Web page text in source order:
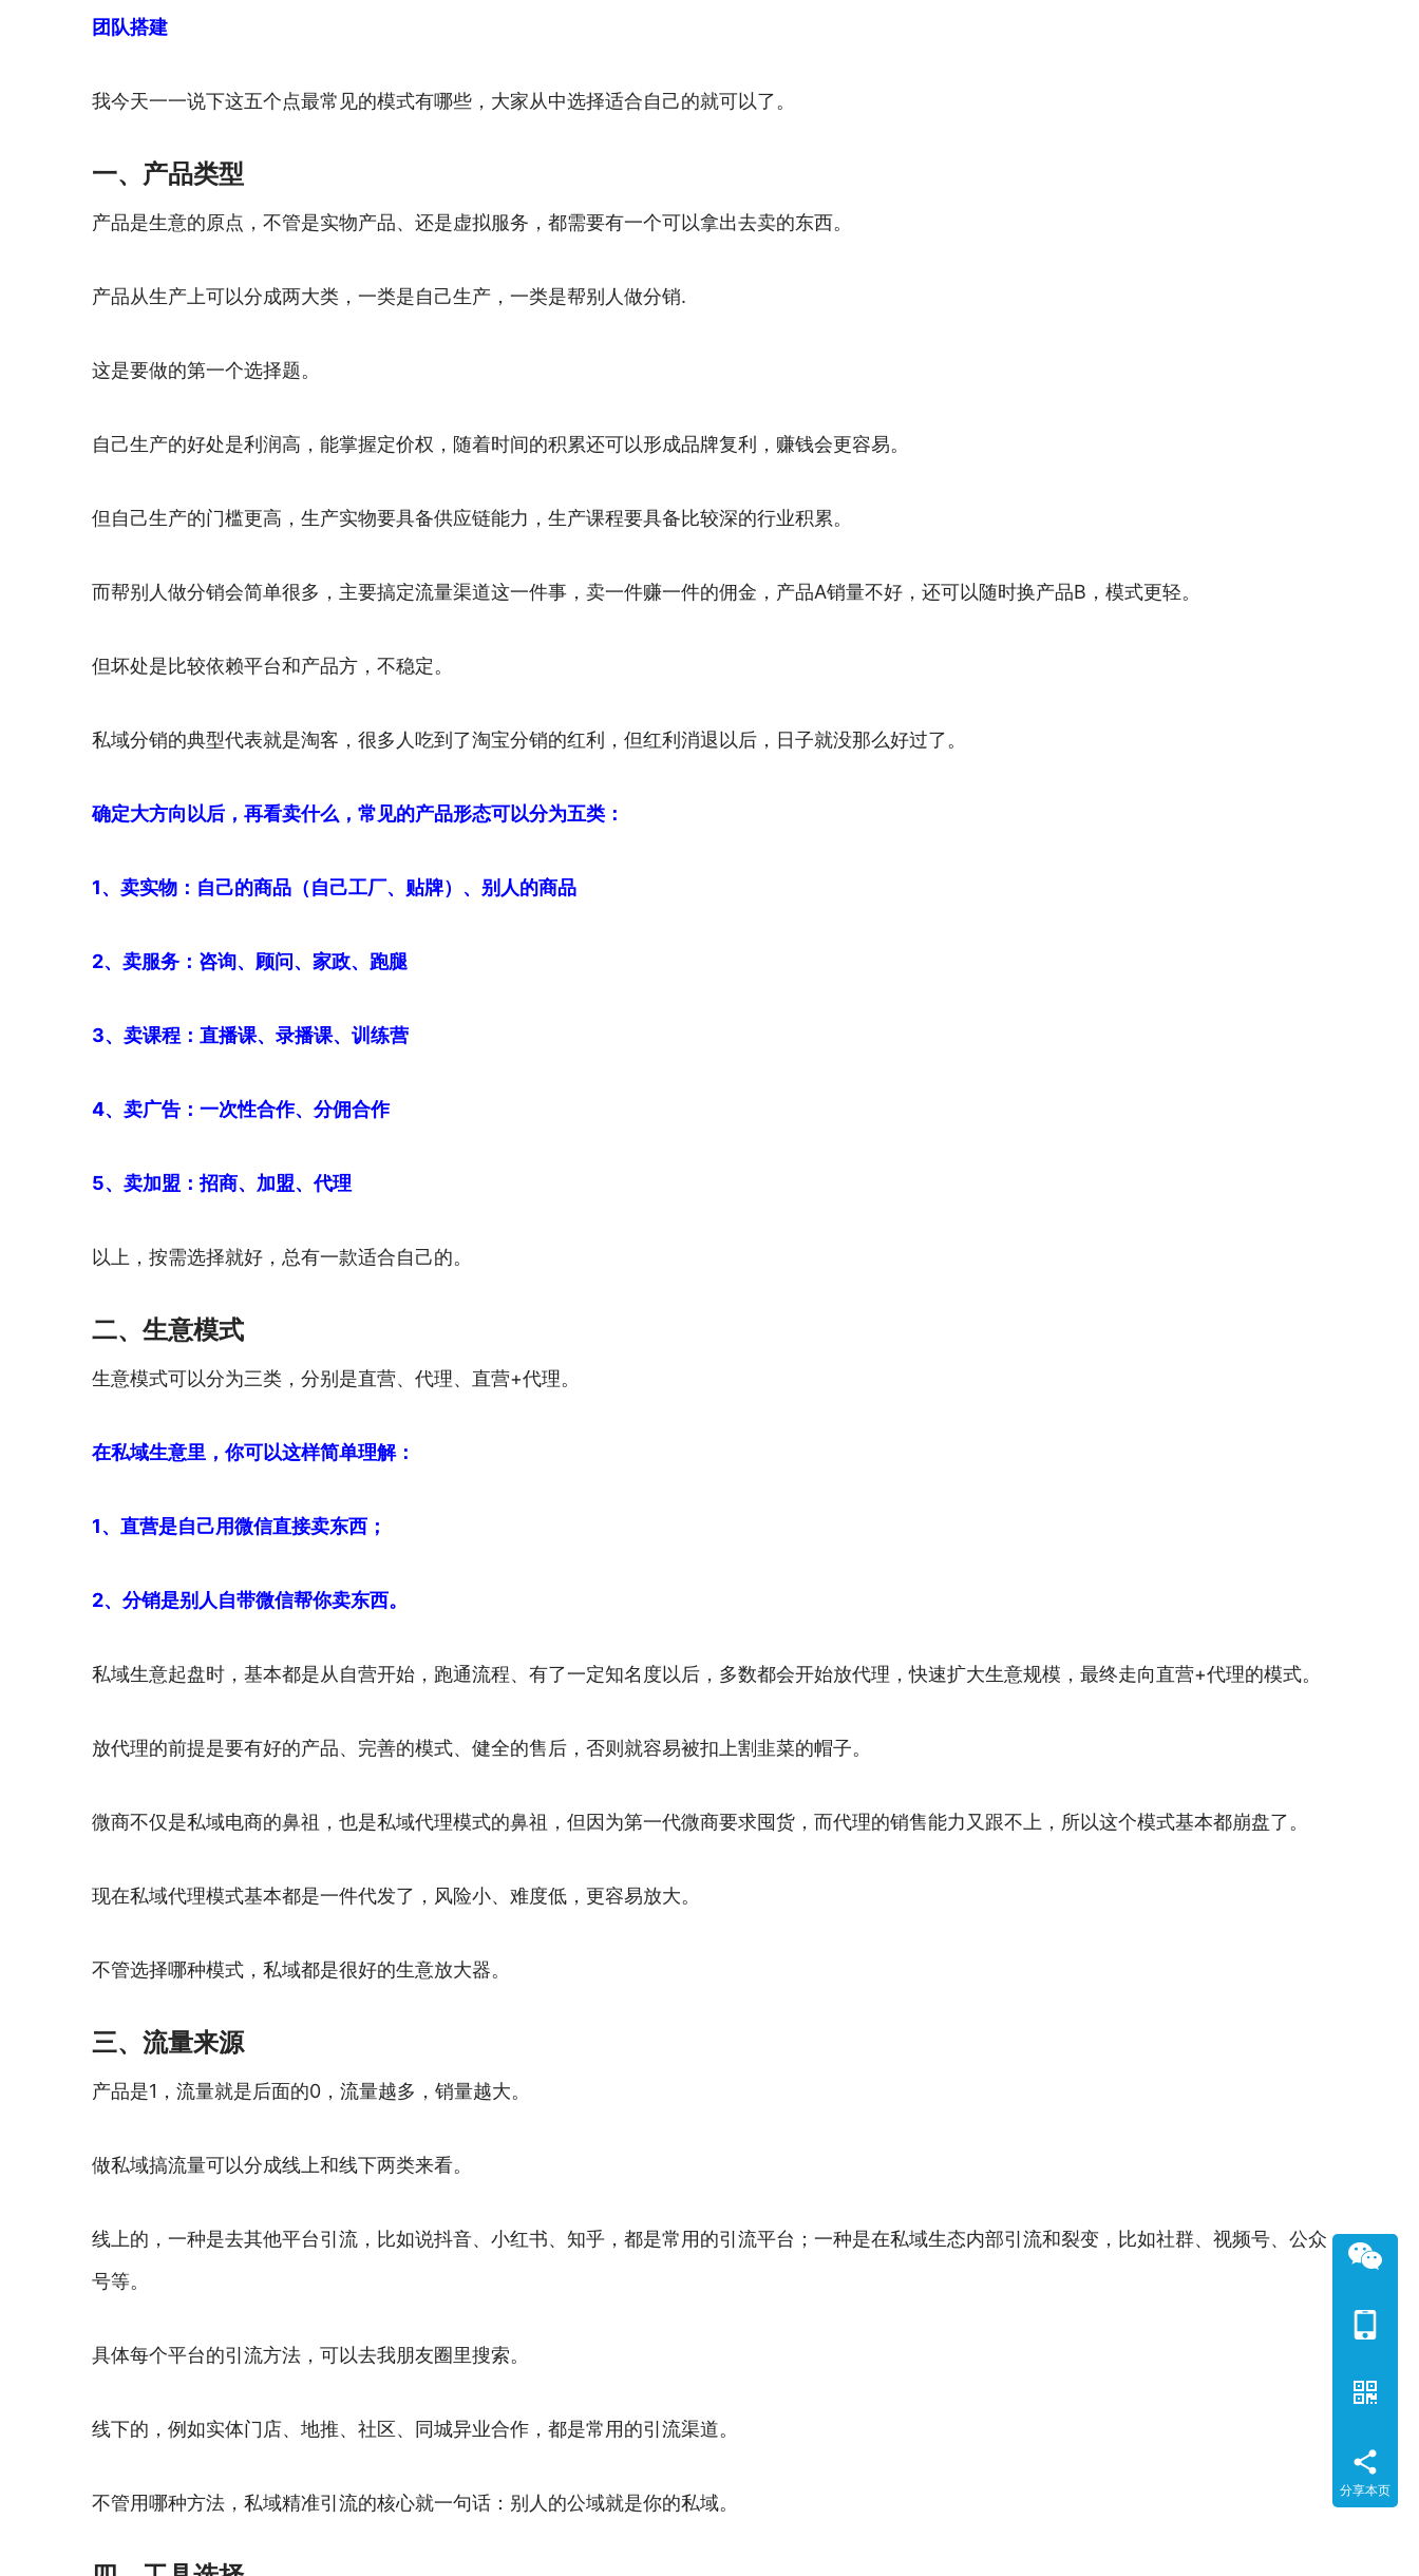
团队搭建
我今天一一说下这五个点最常见的模式有哪些，大家从中选择适合自己的就可以了。
一、产品类型
产品是生意的原点，不管是实物产品、还是虚拟服务，都需要有一个可以拿出去卖的东西。
产品从生产上可以分成两大类，一类是自己生产，一类是帮别人做分销.
这是要做的第一个选择题。
自己生产的好处是利润高，能掌握定价权，随着时间的积累还可以形成品牌复利，赚钱会更容易。
但自己生产的门槛更高，生产实物要具备供应链能力，生产课程要具备比较深的行业积累。
而帮别人做分销会简单很多，主要搞定流量渠道这一件事，卖一件赚一件的佣金，产品A销量不好，还可以随时换产品B，模式更轻。
但坏处是比较依赖平台和产品方，不稳定。
私域分销的典型代表就是淘客，很多人吃到了淘宝分销的红利，但红利消退以后，日子就没那么好过了。
确定大方向以后，再看卖什么，常见的产品形态可以分为五类：
1、卖实物：自己的商品（自己工厂、贴牌）、别人的商品
2、卖服务：咨询、顾问、家政、跑腿
3、卖课程：直播课、录播课、训练营
4、卖广告：一次性合作、分佣合作
5、卖加盟：招商、加盟、代理
以上，按需选择就好，总有一款适合自己的。
二、生意模式
生意模式可以分为三类，分别是直营、代理、直营+代理。
在私域生意里，你可以这样简单理解：
1、直营是自己用微信直接卖东西；
2、分销是别人自带微信帮你卖东西。
私域生意起盘时，基本都是从自营开始，跑通流程、有了一定知名度以后，多数都会开始放代理，快速扩大生意规模，最终走向直营+代理的模式。
放代理的前提是要有好的产品、完善的模式、健全的售后，否则就容易被扣上割韭菜的帽子。
微商不仅是私域电商的鼻祖，也是私域代理模式的鼻祖，但因为第一代微商要求囤货，而代理的销售能力又跟不上，所以这个模式基本都崩盘了。
现在私域代理模式基本都是一件代发了，风险小、难度低，更容易放大。
不管选择哪种模式，私域都是很好的生意放大器。
三、流量来源
产品是1，流量就是后面的0，流量越多，销量越大。
做私域搞流量可以分成线上和线下两类来看。
线上的，一种是去其他平台引流，比如说抖音、小红书、知乎，都是常用的引流平台；一种是在私域生态内部引流和裂变，比如社群、视频号、公众
号等。
具体每个平台的引流方法，可以去我朋友圈里搜索。
线下的，例如实体门店、地推、社区、同城异业合作，都是常用的引流渠道。
不管用哪种方法，私域精准引流的核心就一句话：别人的公域就是你的私域。
分享本页